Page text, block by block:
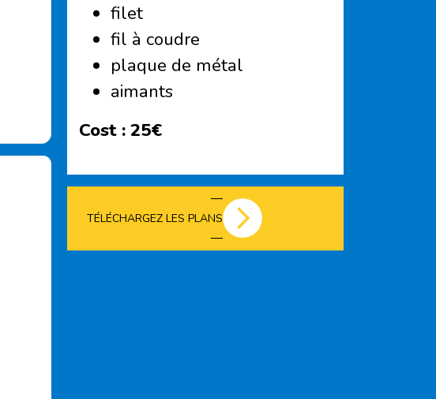
filet
fil à coudre
plaque de métal
aimants
Cost :25€
TÉLÉCHARGEZ LES PLANS